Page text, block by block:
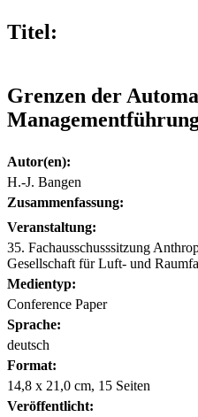
Titel:
Grenzen der
Autor(en):
H.-J. Bangen
Zusammenfassung:
Veranstaltung:
35. Fachausschusssitzung
Gesellschaft für Luft- und
Medientyp:
Conference Paper
Sprache:
deutsch
Format:
14,8 x 21,0 cm, 15 Seiten
Veröffentlicht: